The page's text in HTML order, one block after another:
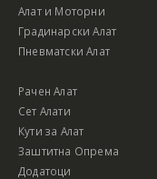
Алат и Моторни
Градинарски Алат
Пневматски Алат
Рачен Алат
Сет Алати
Кути за Алат
Заштитна Опрема
Додатоци